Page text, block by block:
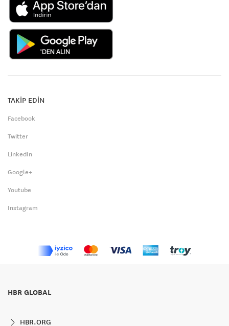
TAKİP EDİN
Facebook
Twitter
LinkedIn
Google+
Youtube
Instagram
HBR GLOBAL
HBR.ORG